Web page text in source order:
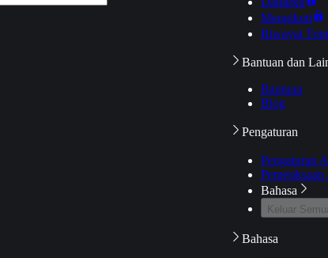
Mengikuti
Riwayat
Bantuan dan
Bantuan
Blog
Pengaturan
Pengaturan
Pemeriksaan
Bahasa
Keluar
Bahasa